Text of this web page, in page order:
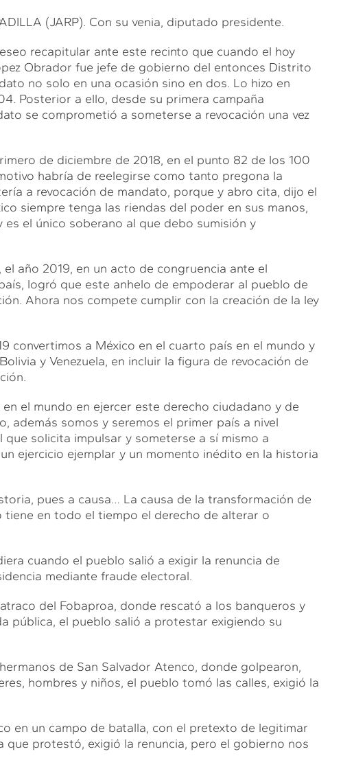
(JARP). Con su venia, diputado presidente.
recapitular ante este recinto que cuando el hoy
Obrador fue jefe de gobierno del entonces Distrito
no solo en una ocasión sino en dos. Lo hizo en
Posterior a ello, desde su primera campaña
se comprometió a someterse a revocación una vez
de diciembre de 2018, en el punto 82 de los 100
habría de reelegirse como tanto pregona la
a revocación de mandato, porque y abro cita, dijo el
siempre tenga las riendas del poder en sus manos,
el único soberano al que debo sumisión y
año 2019, en un acto de congruencia ante el
logró que este anhelo de empoderar al pueblo de
Ahora nos compete cumplir con la creación de la ley
convertimos a México en el cuarto país en el mundo y
y Venezuela, en incluir la figura de revocación de
el mundo en ejercer este derecho ciudadano y de
además somos y seremos el primer país a nivel
solicita impulsar y someterse a sí mismo a
ejercicio ejemplar y un momento inédito en la historia
pues a causa… La causa de la transformación de
tiene en todo el tiempo el derecho de alterar o
cuando el pueblo salió a exigir la renuncia de
mediante fraude electoral.
del Fobaproa, donde rescató a los banqueros y
pública, el pueblo salió a protestar exigiendo su
de San Salvador Atenco, donde golpearon,
hombres y niños, el pueblo tomó las calles, exigió la
en un campo de batalla, con el pretexto de legitimar
que protestó, exigió la renuncia, pero el gobierno nos